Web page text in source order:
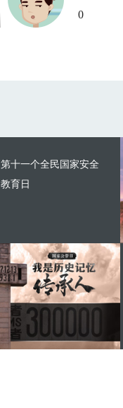
0
第十一个全民国家安全
教育日